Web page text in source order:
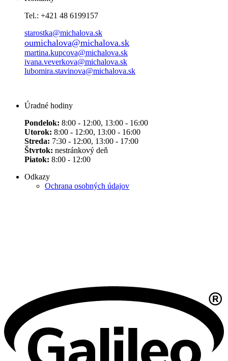
Tel.: +421 48 6199157
starostka@michalova.sk
oumichalova@michalova.sk
martina.kupcova@michalova.sk
ivana.veverkova@michalova.sk
lubomira.stavinova@michalova.sk
Úradné hodiny
Pondelok: 8:00 - 12:00, 13:00 - 16:00
Utorok: 8:00 - 12:00, 13:00 - 16:00
Streda: 7:30 - 12:00, 13:00 - 17:00
Štvrtok: nestránkový deň
Piatok: 8:00 - 12:00
Odkazy
Ochrana osobných údajov